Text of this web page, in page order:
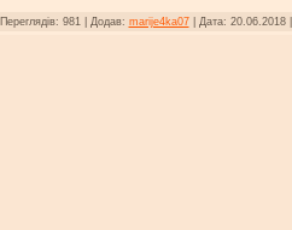
Переглядів: 981| Додав: marije4ka07| Дата: 20.06.2018